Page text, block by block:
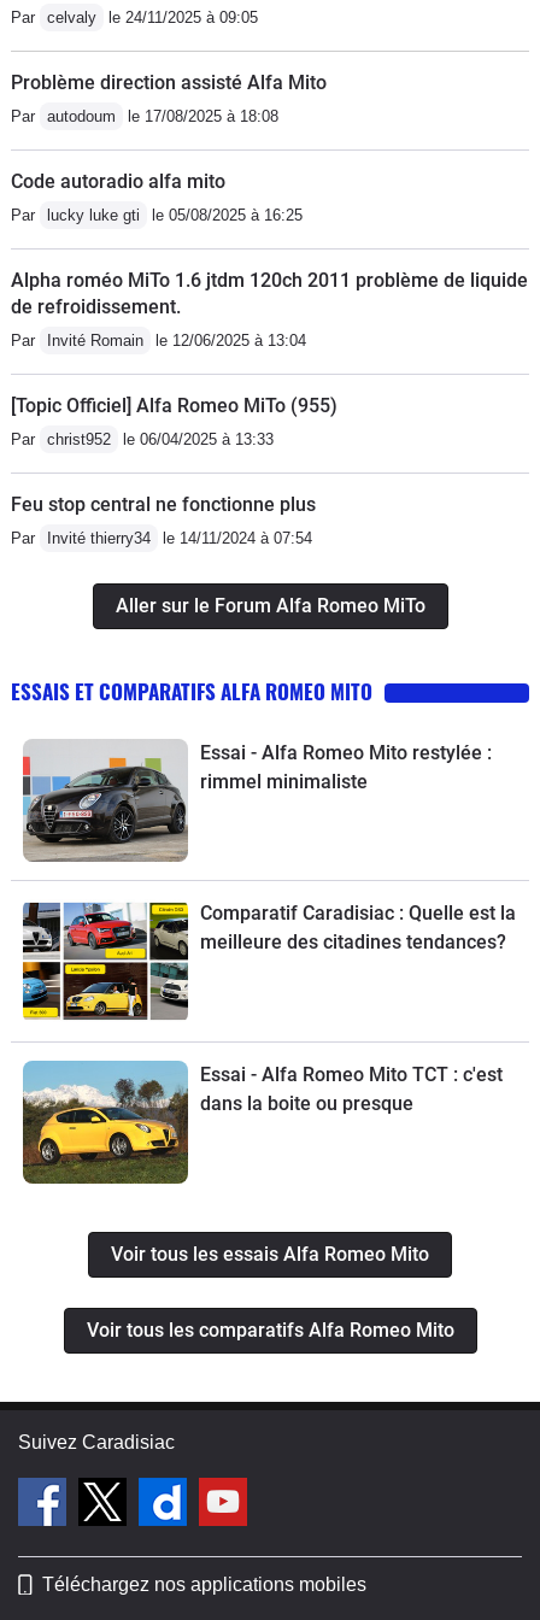
Par celvaly le 24/11/2025 à 09:05
Problème direction assisté Alfa Mito
Par autodoum le 17/08/2025 à 18:08
Code autoradio alfa mito
Par lucky luke gti le 05/08/2025 à 16:25
Alpha roméo MiTo 1.6 jtdm 120ch 2011 problème de liquide
de refroidissement.
Par Invité Romain le 12/06/2025 à 13:04
[Topic Officiel] Alfa Romeo MiTo (955)
Par christ952 le 06/04/2025 à 13:33
Feu stop central ne fonctionne plus
Par Invité thierry34 le 14/11/2024 à 07:54
Aller sur le Forum Alfa Romeo MiTo
ESSAIS ET COMPARATIFS ALFA ROMEO MITO
Essai - Alfa Romeo Mito restylée :
rimmel minimaliste
Comparatif Caradisiac : Quelle est la
meilleure des citadines tendances?
Essai - Alfa Romeo Mito TCT : c'est
dans la boite ou presque
Voir tous les essais Alfa Romeo Mito
Voir tous les comparatifs Alfa Romeo Mito
Suivez Caradisiac
Téléchargez nos applications mobiles